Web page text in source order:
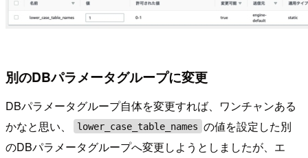
別のDBパラメータグループに変更
DBパラメータグループ自体を変更すれば、ワンチャンある
かなと思い、
lower_case_table_names の値を設定した別
のDBパラメータグループへ変更しようとしましたが、エ